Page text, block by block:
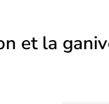
et la